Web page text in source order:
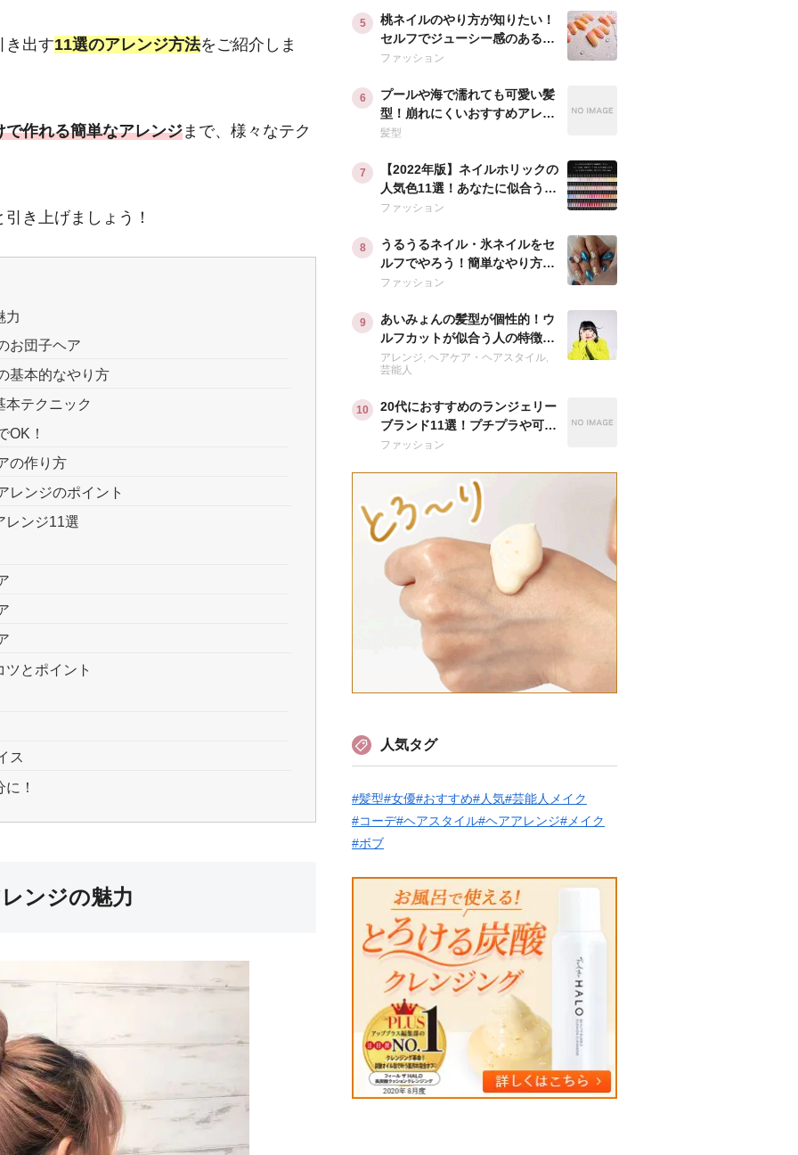
き出す11選のアレンジ方法をご紹介しま
で作れる簡単なアレンジまで、様々なテク
き上げましょう！
力
お団子ヘア
基本的なやり方
テクニック
OK！
の作り方
レンジのポイント
レンジ11選
とポイント
ス
！
ンジの魅力
桃ネイルのやり方が知りたい！
セルフでジューシー感のあるよ
うに魅せる方法は？
ファッション
プールや海で濡れても可愛い髪
型！崩れにくいおすすめアレン
ジを紹介！
髪型
【2022年版】ネイルホリックの
人気色11選！あなたに似合うお
すすめは？
ファッション
うるうるネイル・氷ネイルをセ
ルフでやろう！簡単なやり方で
旬な指先に♡
ファッション
あいみょんの髪型が個性的！ウ
ルフカットが似合う人の特徴
は？
アレンジ ヘアケア・ヘアスタイル
芸能人
20代におすすめのランジェリー
ブランド11選！プチプラや可愛
い人気の下着は？
ファッション
人気タグ
#髪型#女優#おすすめ#人気#芸能人メイク
#コーデ#ヘアスタイル#ヘアアレンジ#メイク
#ボブ